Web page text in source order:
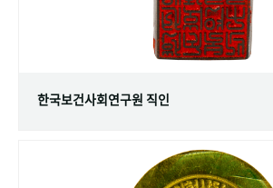
한국보건사회연구원 직인